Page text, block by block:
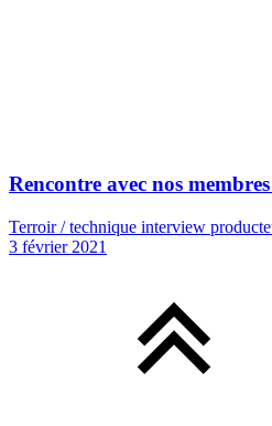
Rencontre avec nos
Terroir / technique interview
3 février 2021